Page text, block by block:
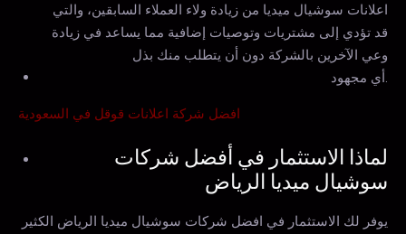
اعلانات سوشيال ميديا من زيادة ولاء العملاء السابقين، والتي
قد تؤدي إلى مشتريات وتوصيات إضافية مما يساعد في زيادة
وعي الآخرين بالشركة دون أن يتطلب منك بذل
أي مجهود.
افضل شركة اعلانات قوقل في السعودية
سوشيال ميديا الرياض
يوفر لك الاستثمار في افضل شركات سوشيال ميديا الرياض الكثير